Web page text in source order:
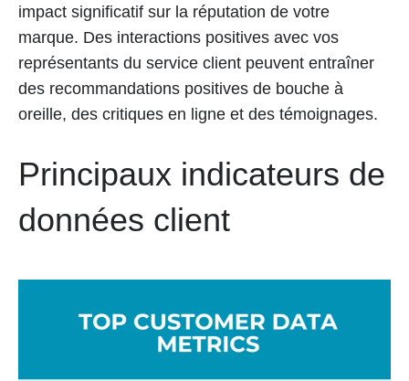
impact significatif sur la réputation de votre
marque. Des interactions positives avec vos
représentants du service client peuvent entraîner
des recommandations positives de bouche à
oreille, des critiques en ligne et des témoignages.
Principaux indicateurs de
données client